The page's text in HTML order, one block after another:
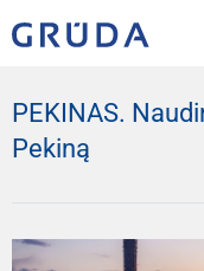
PEKINAS.
Pekiną